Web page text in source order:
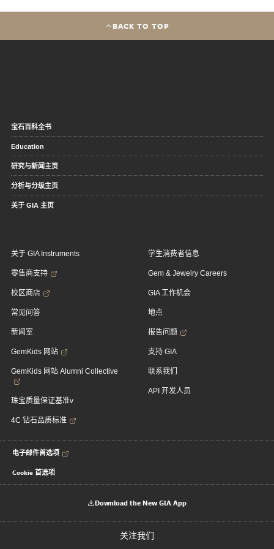
BACK TO TOP
宝石百科全书
Education
研究与新闻主页
分析与分级主页
关于 GIA 主页
关于 GIA Instruments
零售商支持
校区商店
常见问答
新闻室
GemKids 网站
GemKids 网站 Alumni Collective
珠宝质量保证基准v
4C 钻石品质标准
学生消费者信息
Gem & Jewelry Careers
GIA 工作机会
地点
报告问题
支持 GIA
联系我们
API 开发人员
电子邮件首选项
Cookie 首选项
Download the New GIA App
关注我们